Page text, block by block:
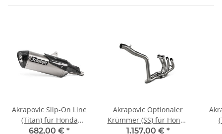
Akrapovic Slip-On Line
(Titan) für Honda
NSS750 Forza - BJ. 2021
682,00 € *
Akrapovic Optionaler
Krümmer (SS) für Honda
CBR600RR - BJ. 2013 >
1.157,00 € *